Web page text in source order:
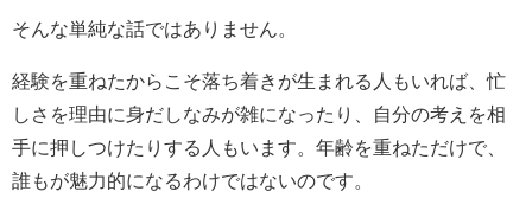
そんな単純な話ではありません。
経験を重ねたからこそ落ち着きが生まれる人もいれば、忙
しさを理由に身だしなみが雑になったり、自分の考えを相
手に押しつけたりする人もいます。年齢を重ねただけで、
誰もが魅力的になるわけではないのです。